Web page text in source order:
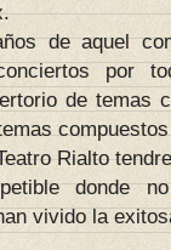
de aquel
por
de temas
Rialto
donde
vivido la